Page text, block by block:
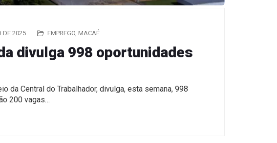
DE 2025 EMPREGO MACAÉ
divulga 998 oportunidades
da Central do Trabalhador, divulga, esta semana, 998
200 vagas…